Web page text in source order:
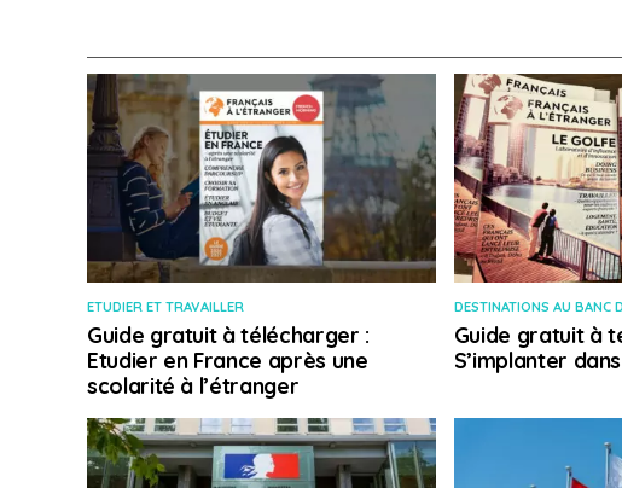
ETUDIER ET TRAVAILLER
Guide gratuit à télécharger :
Etudier en France après une
scolarité à l’étranger
DESTINATIONS AU BANC
Guide gratuit à
S’implanter